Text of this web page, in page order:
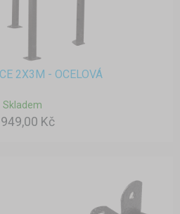
2X3M - OCELOVÁ
Skladem
Kč